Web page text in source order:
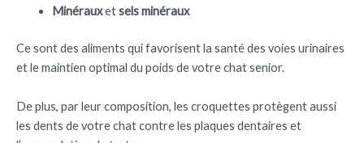
Minérauxetsels minéraux
Ce sont des aliments qui favorisent la santé des voies urinaires
et le maintien optimal du poids de votre chat senior.
De plus, par leur composition, les croquettes protègent aussi
les dents de votre chat contre les plaques dentaires et